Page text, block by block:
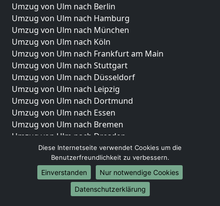
Umzug von Ulm nach Berlin
Umzug von Ulm nach Hamburg
Umzug von Ulm nach München
Umzug von Ulm nach Köln
Umzug von Ulm nach Frankfurt am Main
Umzug von Ulm nach Stuttgart
Umzug von Ulm nach Düsseldorf
Umzug von Ulm nach Leipzig
Umzug von Ulm nach Dortmund
Umzug von Ulm nach Essen
Umzug von Ulm nach Bremen
Umzug von Ulm nach Dresden
Umzug von Ulm nach Hannover
Umzug von Ulm nach Nürnberg
Umzug von Ulm nach Duisburg
Umzug von Ulm nach Bochum
Umzug von Ulm nach Wuppertal
Diese Internetseite verwendet Cookies um die
Benutzerfreundlichkeit zu verbessern.
Einverstanden
Nur notwendige Cookies
Datenschutzerklärung